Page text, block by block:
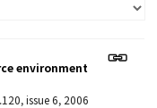
environment
issue 6, 2006